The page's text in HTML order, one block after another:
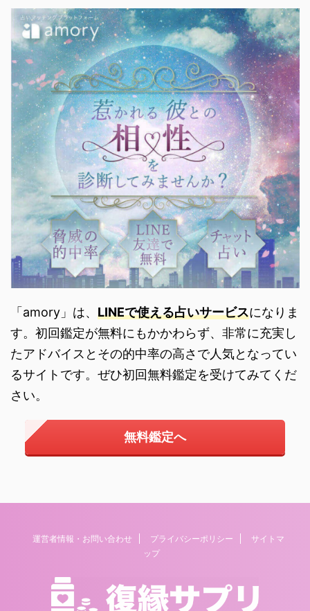
「amory」は、 LINEで使える占いサービスになりま
す。初回鑑定が無料にもかかわらず、非常に充実し
たアドバイスとその的中率の高さで人気となってい
るサイトです。ぜひ初回無料鑑定を受けてみてくだ
さい。
無料鑑定へ
運営者情報・お問い合わせ プライバシーポリシー
サイトマ
ップ